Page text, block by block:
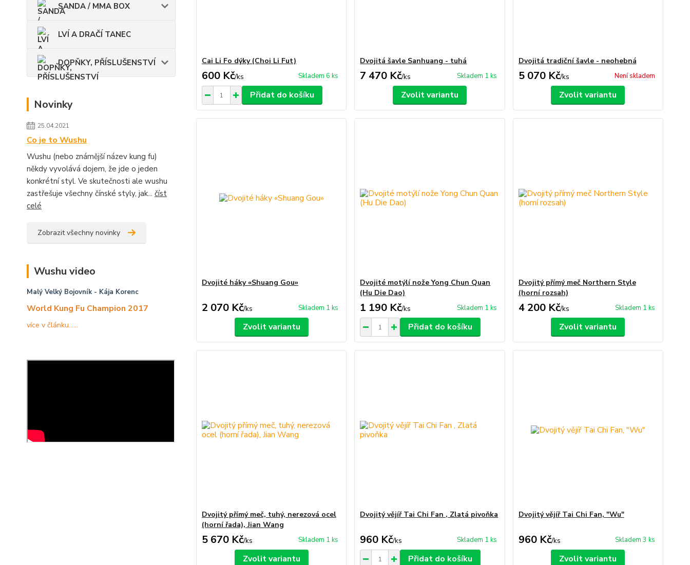
SANDA / MMA BOX
LVÍ A DRAČÍ TANEC
DOPŇKY, PŘÍSLUŠENSTVÍ
Novinky
25.04.2021
Co je to Wushu
Wushu (nebo známější název kung fu)
někdy vyvolává dojem, že jde o jeden
konkrétní styl. Ve skutečnosti ale wushu
zastřešuje všechny čínské styly, jak... číst
celé
Zobrazit všechny novinky
Wushu video
Malý Velký Bojovník- Kája Korenc
World Kung Fu Champion 2017
více v článku......
Cai Li Fo dýky (Choi Li Fut)
600 Kč/ks Skladem 6 ks
Přidat do košíku
Dvojitá šavle Sanhuang - tuhá
7 470 Kč/ks Skladem 1 ks
Zvolit variantu
Dvojitá tradiční šavle - neohebná
5 070 Kč/ks Není skladem
Zvolit variantu
Dvojité háky «Shuang Gou»
2 070 Kč/ks Skladem 1 ks
Zvolit variantu
Dvojité motýlí nože Yong Chun Quan
(Hu Die Dao)
1 190 Kč/ks Skladem 1 ks
Přidat do košíku
Dvojitý přímý meč Northern Style
(horní rozsah)
4 200 Kč/ks Skladem 1 ks
Zvolit variantu
Dvojitý přímý meč, tuhý, nerezová ocel
(horní řada), Jian Wang
5 670 Kč/ks Skladem 1 ks
Zvolit variantu
Dvojitý vějíř Tai Chi Fan , Zlatá pivoňka
960 Kč/ks Skladem 1 ks
Přidat do košíku
Dvojitý vějíř Tai Chi Fan, "Wu"
960 Kč/ks Skladem 3 ks
Zvolit variantu